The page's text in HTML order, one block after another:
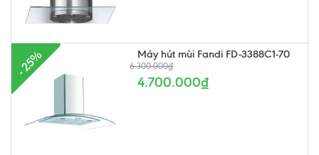
- 25% Máy hút mùi Fandi FD-3388C1-70
6.300.000₫
4.700.000₫